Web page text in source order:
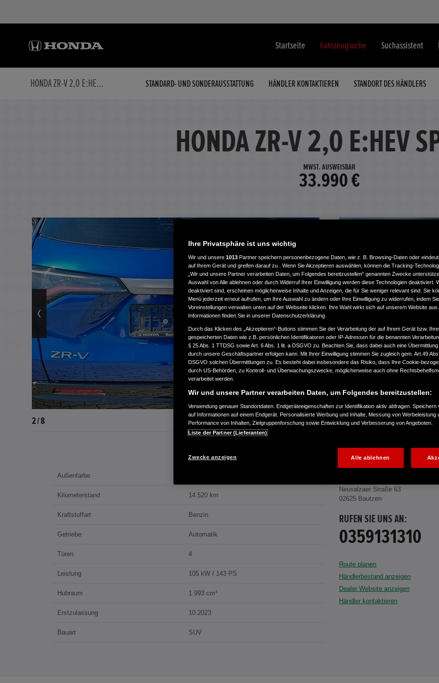
Startseite Fahrzeugsuche Suchassistent
HONDA ZR-V 2,0 E:HEV SPORT STANDARD- UND SONDERAUSSTATTUNG HÄNDLER KONTAKTIEREN STANDORT DES HÄNDLERS
HONDA ZR-V 2,0 E:HEV
MWST. AUSWEISBAR
33.990 €
2 / 8
Außenfarbe
Kilometerstand 14.520 km
Kraftstoffart Benzin
Getriebe Automatik
Türen 4
Leistung 105 kW / 143 PS
Hubraum 1.993 cm³
Erstzulassung 10.2023
Bauart SUV
Neusalzaer Straße 63
02625 Bautzen
RUFEN SIE UNS AN:
0359131310
Route planen
Händlerbestand anzeigen
Dealer Website anzeigen
Händler kontaktieren
Ihre Privatsphäre ist uns wichtig
Wir und unsere 1013 Partner speichern personenbezogene Daten, wie z. B. Browsing-Daten oder
auf Ihrem Gerät und greifen darauf zu . Wenn Sie Akzeptieren auswählen, können die Tracking-
„Wir und unsere Partner verarbeiten Daten, um Folgendes bereitzustellen“ genannten Zwecke
Auswahl von Alle ablehnen oder durch Widerruf Ihrer Einwilligung werden diese Technologien deaktiviert.
deaktiviert sind, erscheinen möglicherweise Inhalte und Anzeigen, die für Sie weniger relevant sind. Sie
Menü jederzeit erneut aufrufen, um Ihre Auswahl zu ändern oder Ihre Einwilligung zu widerrufen, indem
Voreinstellungen verwalten unten auf der Webseite klicken. Ihre Wahl wirkt sich auf unsere/n Website
Informationen finden Sie in unserer Datenschutzerklärung.
Durch das Klicken des „Akzeptieren“-Buttons stimmen Sie der Verarbeitung der auf Ihrem Gerät bzw.
gespeicherten Daten wie z.B. persönlichen Identifikatoren oder IP-Adressen für die benannten
§ 25 Abs. 1 TTDSG sowie Art. 6 Abs. 1 lit. a DSGVO zu. Beachten Sie, dass dabei auch eine Übermittlung
durch unsere Geschäftspartner erfolgen kann. Mit Ihrer Einwilligung stimmen Sie zugleich gem. Art.49
DSGVO solchen Übermittlungen zu. Es besteht dabei insbesondere das Risiko, dass Ihre Cookie-
durch US-Behörden, zu Kontroll- und Überwachungszwecke, möglicherweise auch ohne
verarbeitet werden.
Wir und unsere Partner verarbeiten Daten, um Folgendes bereitzustellen:
Verwendung genauer Standortdaten. Endgeräteeigenschaften zur Identifikation aktiv abfragen. Speichern
auf Informationen auf einem Endgerät. Personalisierte Werbung und Inhalte, Messung von Werbeleistung
Performance von Inhalten, Zielgruppenforschung sowie Entwicklung und Verbesserung von Angeboten.
Liste der Partner (Lieferanten)
Zwecke anzeigen Alle ablehnen